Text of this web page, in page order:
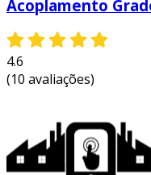
Acoplamento
4.6
(10 avaliações)